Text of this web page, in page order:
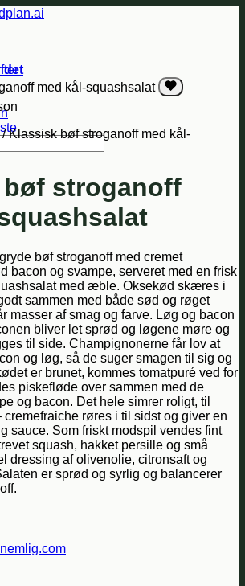
det
/Klassisk bøf stroganoff med kål-
stroganoff
bøf stroganoff med cremet
bacon og svampe, serveret med en frisk
med æble. Oksekød skæres i
sammen med både sød og røget
masser af smag og farve. Løg og bacon
bliver let sprød og løgene møre og
til side. Champignonerne får lov at
og løg, så de suger smagen til sig og
er brunet, kommes tomatpuré ved for
piskefløde over sammen med de
og bacon. Det hele simrer roligt, til
cremefraiche røres i til sidst og giver en
sauce. Som friskt modspil vendes fint
squash, hakket persille og små
dressing af olivenolie, citronsaft og
er sprød og syrlig og balancerer
nemlig.com